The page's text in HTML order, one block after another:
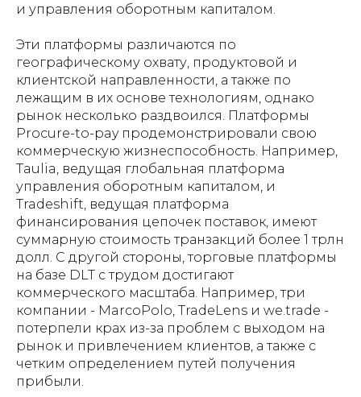
и управления оборотным капиталом.
Эти платформы различаются по
географическому охвату, продуктовой и
клиентской направленности, а также по
лежащим в их основе технологиям, однако
рынок несколько раздвоился. Платформы
Procure-to-pay продемонстрировали свою
коммерческую жизнеспособность. Например,
Taulia, ведущая глобальная платформа
управления оборотным капиталом, и
Tradeshift, ведущая платформа
финансирования цепочек поставок, имеют
суммарную стоимость транзакций более 1 трлн
долл. С другой стороны, торговые платформы
на базе DLT с трудом достигают
коммерческого масштаба. Например, три
компании - MarcoPolo, TradeLens и we.trade -
потерпели крах из-за проблем с выходом на
рынок и привлечением клиентов, а также с
четким определением путей получения
прибыли.